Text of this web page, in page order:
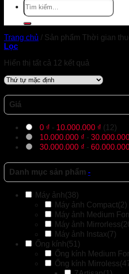
kiếm:
Trang chủ / Sản phẩm Thời gian
Lọc
Hiển thị tất cả 12 kết quả
Giá
0 ₫ - 10.000.000 ₫ (12)
10.000.000 ₫ -
30.000.000 ₫ -
Danh mục sản phẩm -
Máy ảnh(38)
Máy ảnh Compact(2)
Máy ảnh Medium
Máy ảnh Mirrorless
Máy ảnh Instax(7)
Ống kính(51)
Ống kính Medium
Ống kính Mirroless